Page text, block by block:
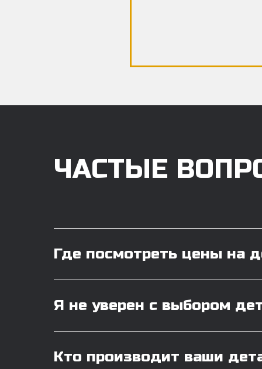
ЧАСТЫЕ
Где посмотреть цены на
Я не уверен с выбором
Кто производит ваши